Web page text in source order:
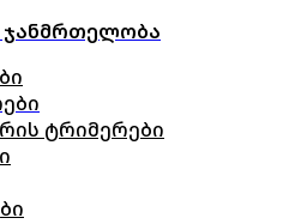
ჯანმრთელობა
ტრიმერები